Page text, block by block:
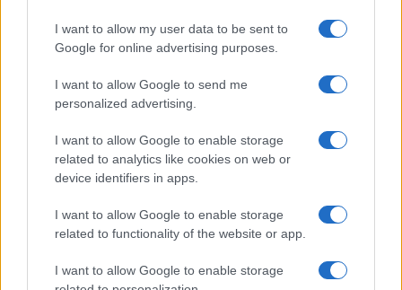
I want to allow my user data to be sent to
Google for online advertising purposes.
I want to allow Google to send me
personalized advertising.
I want to allow Google to enable storage
related to analytics like cookies on web or
device identifiers in apps.
I want to allow Google to enable storage
related to functionality of the website or app.
I want to allow Google to enable storage
18η συνεχόμενη χρονιά για τον ΟΤΕ στη διεθνή σειρά
Alpha Bank: Για πρώτη φορά το Αρχαίο Θέατρο Επιδαύρου